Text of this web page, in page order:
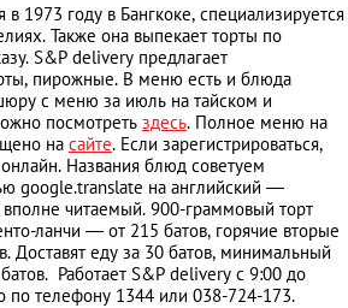
в 1973 году в Бангкоке, специализируется
Также она выпекает торты по
S&P delivery предлагает
пирожные. В меню есть и блюда
с меню за июль на тайском и
посмотреть здесь. Полное меню на
на сайте. Если зарегистрироваться,
Названия блюд советуем
google.translate на английский —
вполне читаемый. 900-граммовый торт
ланчи — от 215 батов, горячие вторые
Доставят еду за 30 батов, минимальный
Работает S&P delivery с 9:00 до
по телефону 1344 или 038-724-173.